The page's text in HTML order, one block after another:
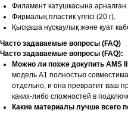
Филамент катушкасына арналған
Фирмалық пластик үлгісі (20 г).
Қысқаша нұсқаулық және қуат
Часто задаваемые вопросы (FAQ)
Часто задаваемые вопросы (FAQ):
Можно ли позже докупить AMS
модель A1 полностью
отдельно, и она превратит ваш
каких-либо сложностей в
Какие материалы лучше всего